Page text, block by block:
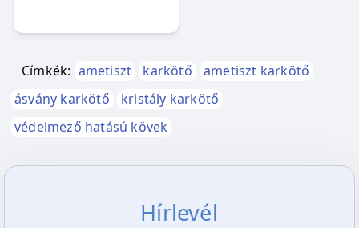
Címkék: ametiszt karkötő
ametiszt karkötő
ásvány karkötő
kristály karkötő
védelmező hatású kövek
Hírlevél